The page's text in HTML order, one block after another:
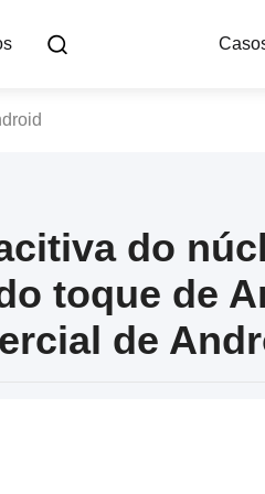
do
toque de
de